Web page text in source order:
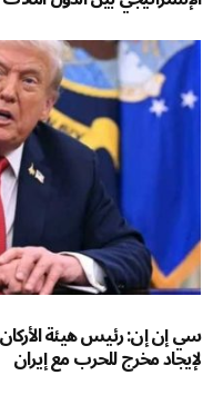
سي إن إن: رئيس هيئة
لإيجاد مخرج للحرب مع إيران